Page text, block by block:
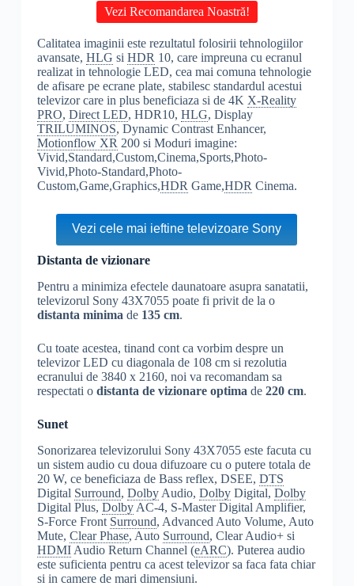
Vezi Recomandarea Noastră!
Calitatea imaginii este rezultatul folosirii tehnologiilor
avansate, HLG si HDR 10, care impreuna cu ecranul
realizat in tehnologie LED, cea mai comuna tehnologie
de afisare pe ecrane plate, stabilesc standardul acestui
televizor care in plus beneficiaza si de 4K X-Reality
PRO, Direct LED, HDR10, HLG, Display
TRILUMINOS, Dynamic Contrast Enhancer,
Motionflow XR 200 si Moduri imagine:
Vivid,Standard,Custom,Cinema,Sports,Photo-
Vivid,Photo-Standard,Photo-
Custom,Game,Graphics,HDR Game,HDR Cinema.
Vezi cele mai ieftine televizoare Sony
Distanta de vizionare
Pentru a minimiza efectele daunatoare asupra sanatatii,
televizorul Sony 43X7055 poate fi privit de la o
distanta minima de 135 cm.
Cu toate acestea, tinand cont ca vorbim despre un
televizor LED cu diagonala de 108 cm si rezolutia
ecranului de 3840 x 2160, noi va recomandam sa
respectati o distanta de vizionare optima de 220 cm.
Sunet
Sonorizarea televizorului Sony 43X7055 este facuta cu
un sistem audio cu doua difuzoare cu o putere totala de
20 W, ce beneficiaza de Bass reflex, DSEE, DTS
Digital Surround, DolbyAudio, DolbyDigital, Dolby
Digital Plus, DolbyAC-4, S-Master Digital Amplifier,
S-Force Front Surround, Advanced Auto Volume, Auto
Mute, Clear Phase, Auto Surround, Clear Audio+ si
HDMIAudio Return Channel (eARC). Puterea audio
este suficienta pentru ca acest televizor sa faca fata chiar
si in camere de mari dimensiuni.